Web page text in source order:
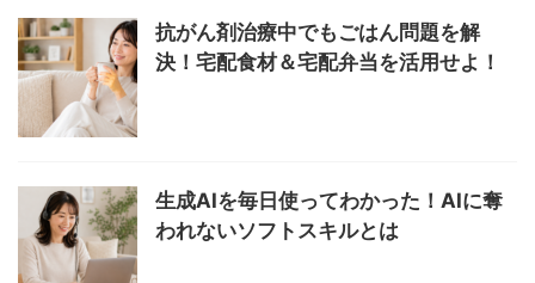
抗がん剤治療中でもごはん問題を解
決！宅配食材＆宅配弁当を活用せよ！
生成AIを毎日使ってわかった！AIに奪
われないソフトスキルとは